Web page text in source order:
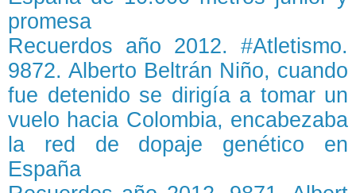
promesa
Recuerdos año 2012. #Atletismo.
9872. Alberto Beltrán Niño, cuando
fue detenido se dirigía a tomar un
vuelo hacia Colombia, encabezaba
la red de dopaje genético en
España